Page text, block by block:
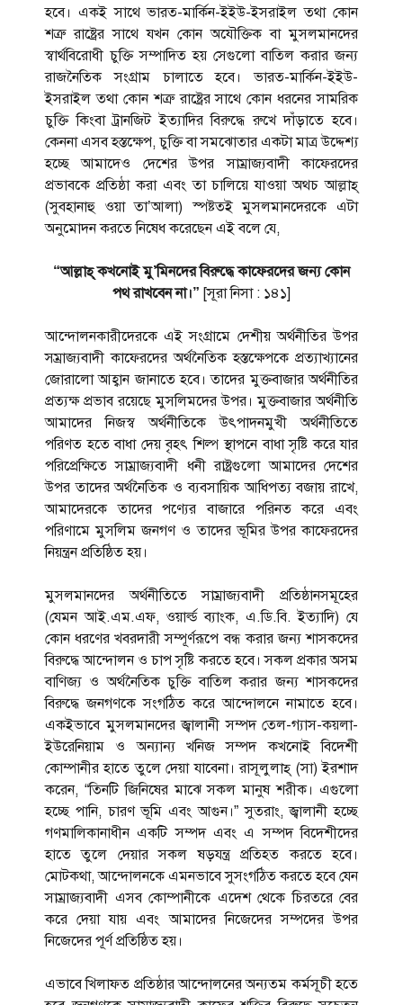
হবে। একই সাথে ভারত-মার্কিন-ইইউ-ইসরাইল তথা কোন
শত্রু রাষ্ট্রের সাথে যখন কোন অযৌক্তিক বা মুসলমানদের
স্বার্থবিরোধী চুক্তি সম্পাদিত হয় সেগুলো বাতিল করার জন্য
রাজনৈতিক সংগ্রাম চালাতে হবে। ভারত-মার্কিন-ইইউ-
ইসরাইল তথা কোন শত্রু রাষ্ট্রের সাথে কোন ধরনের সামরিক
চুক্তি কিংবা ট্রানজিট ইত্যাদির বিরুদ্ধে রুখে দাঁড়াতে হবে।
কেননা এসব হস্তক্ষেপ, চুক্তি বা সমঝোতার একটা মাত্র উদ্দেশ্য
হচ্ছে আমাদেও দেশের উপর সাম্রাজ্যবাদী কাফেরদের
প্রভাবকে প্রতিষ্ঠা করা এবং তা চালিয়ে যাওয়া অথচ আল্লাহ্‌
(সুবহানাহু ওয়া তা’আলা) স্পষ্টতই মুসলমানদেরকে এটা
অনুমোদন করতে নিষেধ করেছেন এই বলে যে,
“আল্লাহ্‌ কখনোই মু’মিনদের বিরুদ্ধে কাফেরদের জন্য কোন
পথ রাখবেন না।” [সূরা নিসা : ১৪১]
আন্দোলনকারীদেরকে এই সংগ্রামে দেশীয় অর্থনীতির উপর
সম্রাজ্যবাদী কাফেরদের অর্থনৈতিক হস্তক্ষেপকে প্রত্যাখ্যানের
জোরালো আহ্বান জানাতে হবে। তাদের মুক্তবাজার অর্থনীতির
প্রত্যক্ষ প্রভাব রয়েছে মুসলিমদের উপর। মুক্তবাজার অর্থনীতি
আমাদের নিজস্ব অর্থনীতিকে উৎপাদনমুখী অর্থনীতিতে
পরিণত হতে বাধা দেয় বৃহৎ শিল্প স্থাপনে বাধা সৃষ্টি করে যার
পরিপ্রেক্ষিতে সাম্রাজ্যবাদী ধনী রাষ্ট্রগুলো আমাদের দেশের
উপর তাদের অর্থনৈতিক ও ব্যবসায়িক আধিপত্য বজায় রাখে,
আমাদেরকে তাদের পণ্যের বাজারে পরিনত করে এবং
পরিণামে মুসলিম জনগণ ও তাদের ভূমির উপর কাফেরদের
নিয়ন্ত্রন প্রতিষ্ঠিত হয়।
মুসলমানদের অর্থনীতিতে সাম্রাজ্যবাদী প্রতিষ্ঠানসমূহের
(যেমন আই.এম.এফ, ওয়ার্ল্ড ব্যাংক, এ.ডি.বি. ইত্যাদি) যে
কোন ধরণের খবরদারী সম্পূর্ণরূপে বন্ধ করার জন্য শাসকদের
বিরুদ্ধে আন্দোলন ও চাপ সৃষ্টি করতে হবে। সকল প্রকার অসম
বাণিজ্য ও অর্থনৈতিক চুক্তি বাতিল করার জন্য শাসকদের
বিরুদ্ধে জনগণকে সংগঠিত করে আন্দোলনে নামাতে হবে।
একইভাবে মুসলমানদের জ্বালানী সম্পদ তেল-গ্যাস-কয়লা-
ইউরেনিয়াম ও অন্যান্য খনিজ সম্পদ কখনোই বিদেশী
কোম্পানীর হাতে তুলে দেয়া যাবেনা। রাসূলুলাহ্‌ (সা) ইরশাদ
করেন, “তিনটি জিনিষের মাঝে সকল মানুষ শরীক। এগুলো
হচ্ছে পানি, চারণ ভূমি এবং আগুন।” সুতরাং, জ্বালানী হচ্ছে
গণমালিকানাধীন একটি সম্পদ এবং এ সম্পদ বিদেশীদের
হাতে তুলে দেয়ার সকল ষড়যন্ত্র প্রতিহত করতে হবে।
মোটকথা, আন্দোলনকে এমনভাবে সুসংগঠিত করতে হবে যেন
সাম্রাজ্যবাদী এসব কোম্পানীকে এদেশ থেকে চিরতরে বের
করে দেয়া যায় এবং আমাদের নিজেদের সম্পদের উপর
নিজেদের পূর্ণ প্রতিষ্ঠিত হয়।
এভাবে খিলাফত প্রতিষ্ঠার আন্দোলনের অন্যতম কর্মসূচী হতে